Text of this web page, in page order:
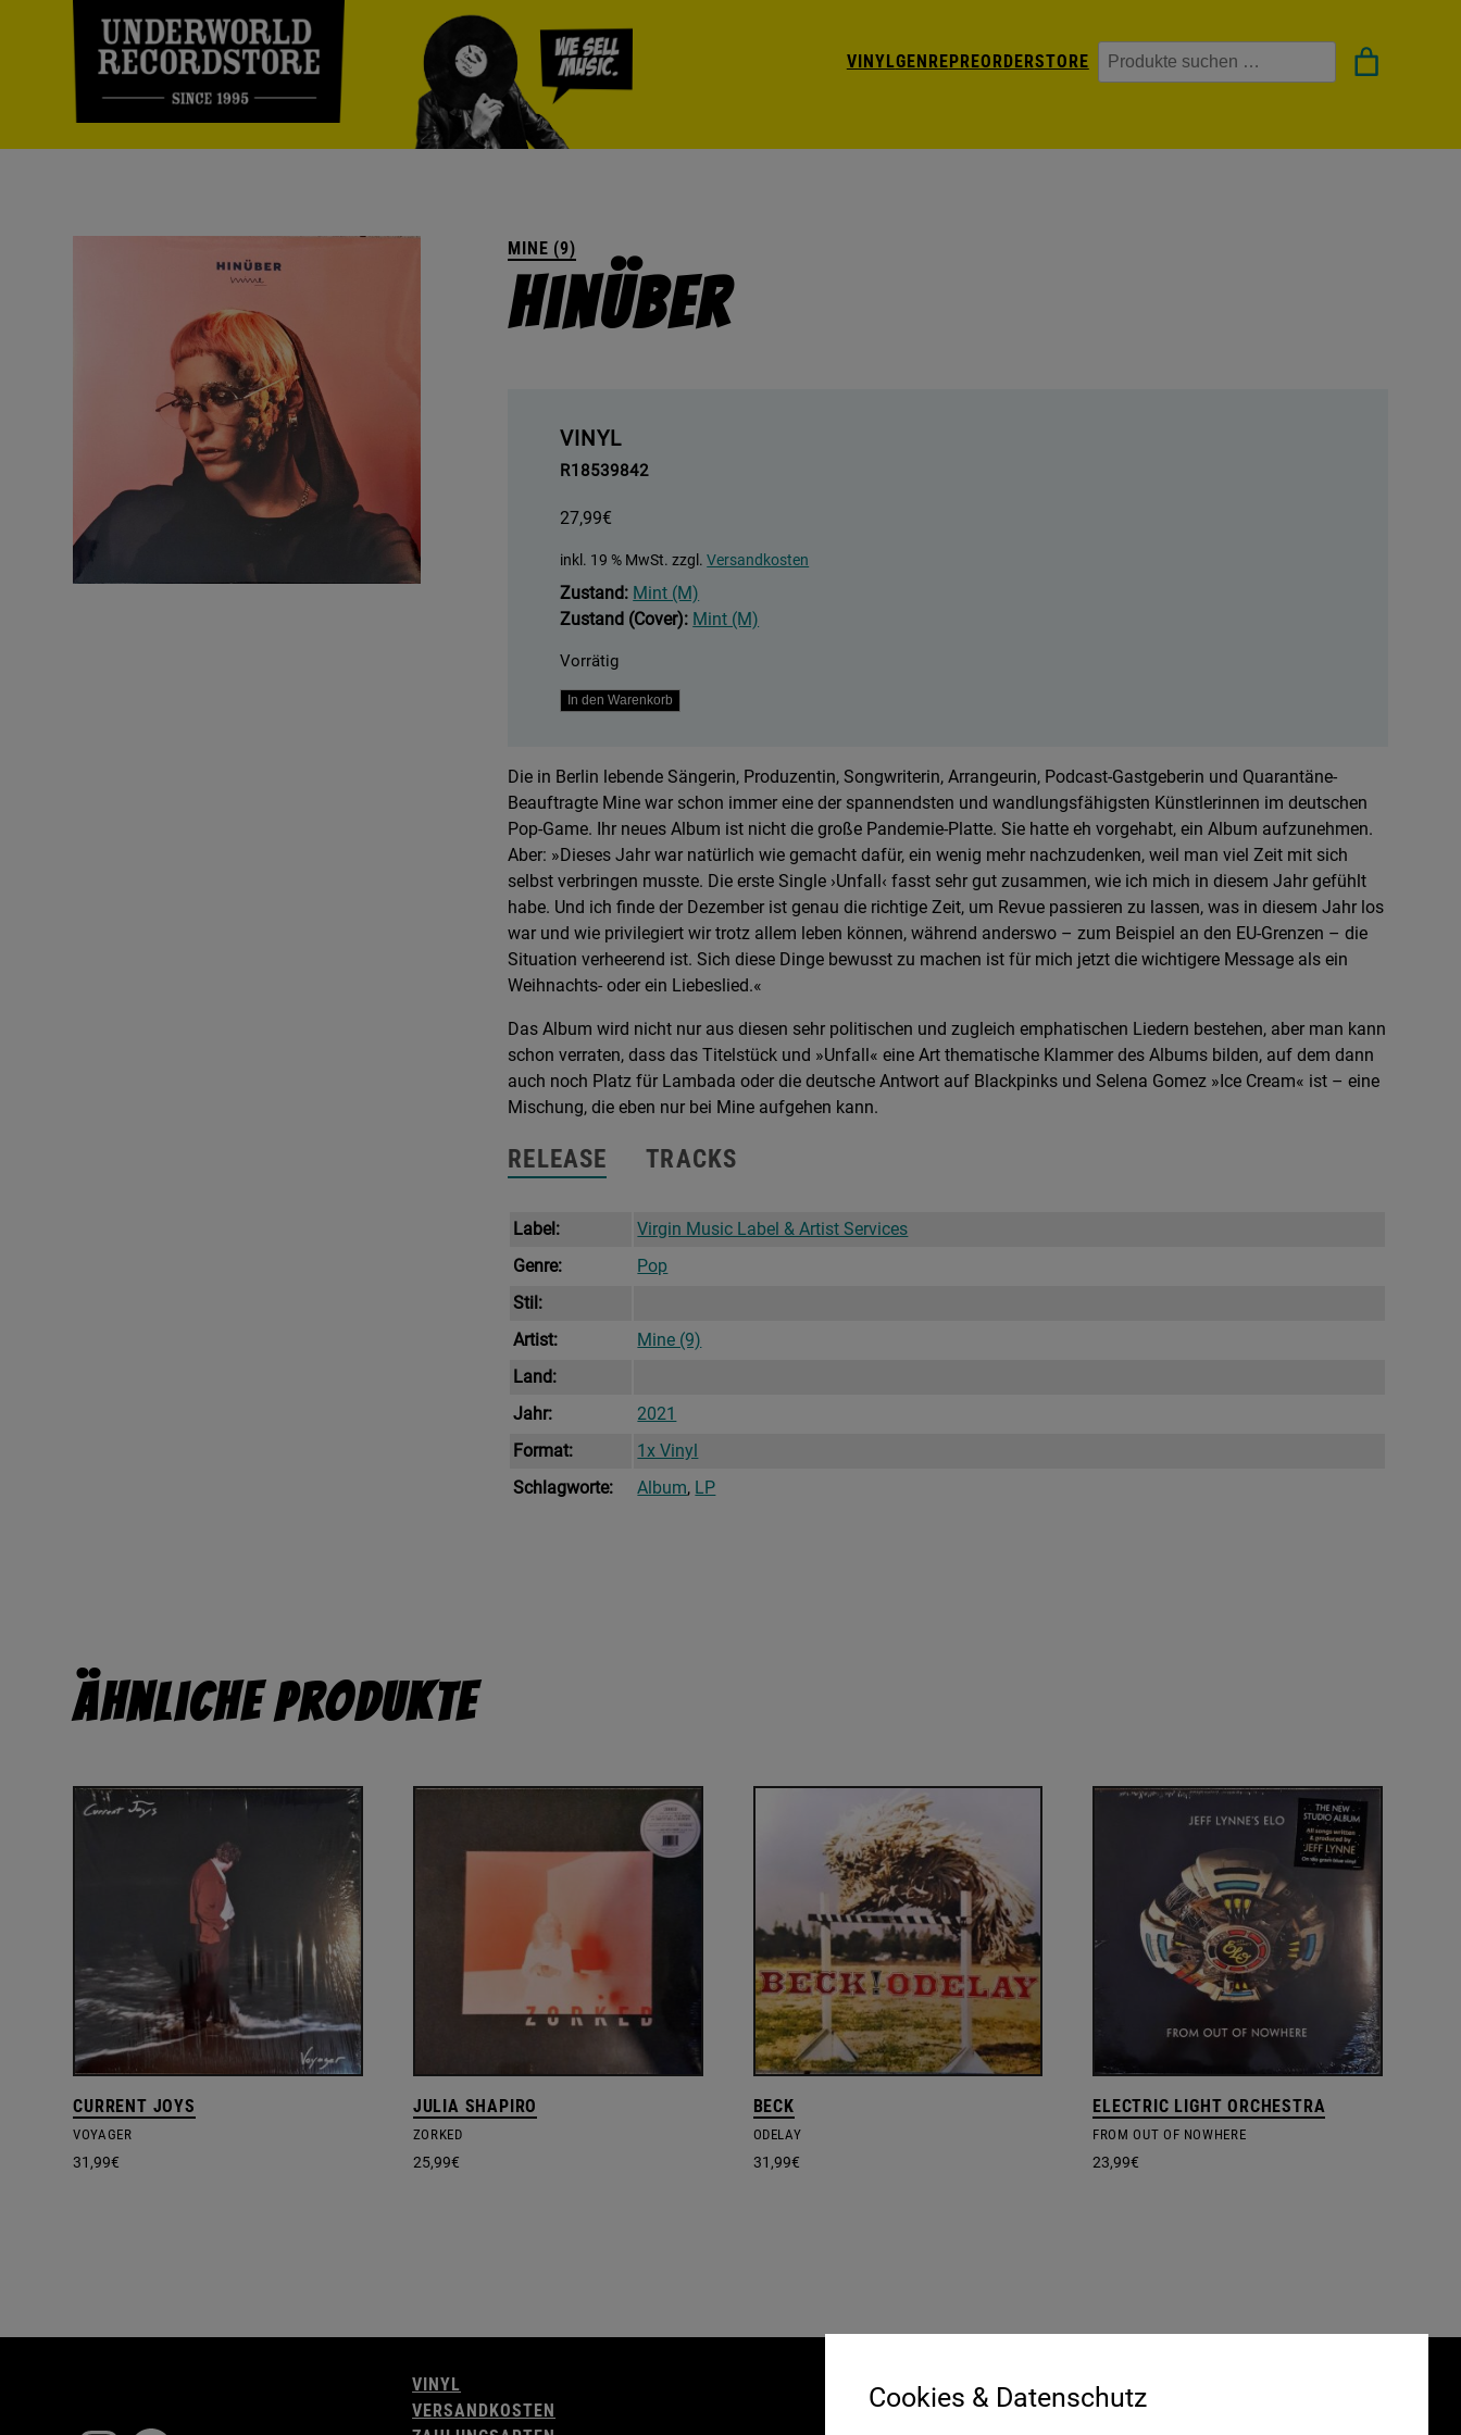
VINYLGENREPREORDERSTORE Suchen
MINE (9)
Hinüber
VINYL
R18539842
27,99€
inkl. 19 % MwSt. zzgl.Versandkosten
Zustand: Mint (M)
Zustand (Cover): Mint (M)
Vorrätig
Hinüber
In den Warenkorb
Die in Berlin lebende Sängerin, Produzentin, Songwriterin, Arrangeurin, Podcast-Gastgeberin und Quarantäne-
Beauftragte Mine war schon immer eine der spannendsten und wandlungsfähigsten Künstlerinnen im deutschen
Pop-Game. Ihr neues Album ist nicht die große Pandemie-Platte. Sie hatte eh vorgehabt, ein Album aufzunehmen.
Aber: »Dieses Jahr war natürlich wie gemacht dafür, ein wenig mehr nachzudenken, weil man viel Zeit mit sich
selbst verbringen musste. Die erste Single ›Unfall‹ fasst sehr gut zusammen, wie ich mich in diesem Jahr gefühlt
habe. Und ich finde der Dezember ist genau die richtige Zeit, um Revue passieren zu lassen, was in diesem Jahr los
war und wie privilegiert wir trotz allem leben können, während anderswo – zum Beispiel an den EU-Grenzen – die
Situation verheerend ist. Sich diese Dinge bewusst zu machen ist für mich jetzt die wichtigere Message als ein
Weihnachts- oder ein Liebeslied.«
Das Album wird nicht nur aus diesen sehr politischen und zugleich emphatischen Liedern bestehen, aber man kann
schon verraten, dass das Titelstück und »Unfall« eine Art thematische Klammer des Albums bilden, auf dem dann
auch noch Platz für Lambada oder die deutsche Antwort auf Blackpinks und Selena Gomez »Ice Cream« ist – eine
Mischung, die eben nur bei Mine aufgehen kann.
RELEASE TRACKS
Label:
Virgin Music Label & Artist Services
Genre:
Pop
Stil:
Artist:
Mine (9)
Land:
Jahr:
2021
Format:
1x Vinyl
Schlagworte:
Album, LP
Ähnliche Produkte
CURRENT JOYS
VOYAGER
31,99€
JULIA SHAPIRO
ZORKED
25,99€
BECK
ODELAY
31,99€
ELECTRIC LIGHT ORCHESTRA
FROM OUT OF NOWHERE
23,99€
VINYL
VERSANDKOSTEN
WIDERRUFSBELEHRUNG
Cookies & Datenschutz